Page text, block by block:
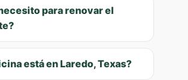
para renovar el
está en Laredo, Texas?